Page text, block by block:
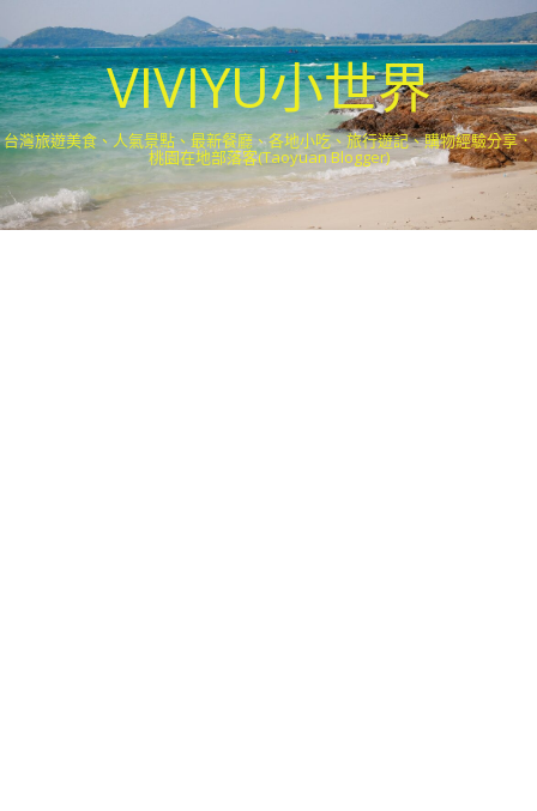
VIVIYU小世界
台灣旅遊美食、人氣景點、最新餐廳、各地小吃、旅行遊記、購物經驗分享．
桃園在地部落客(Taoyuan Blogger)